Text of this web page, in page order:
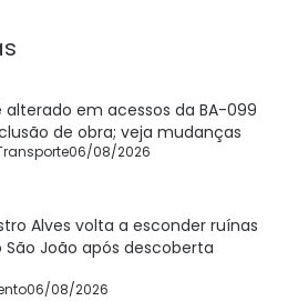
alterado em acessos da BA-099
de obra; veja mudanças
06/08/2026
Alves volta a esconder ruínas
João após descoberta
06/08/2026